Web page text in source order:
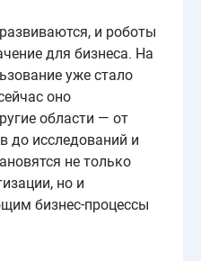
и роботы
для бизнеса. На
уже стало
оно
области — от
до исследований и
не только
но и
бизнес-процессы